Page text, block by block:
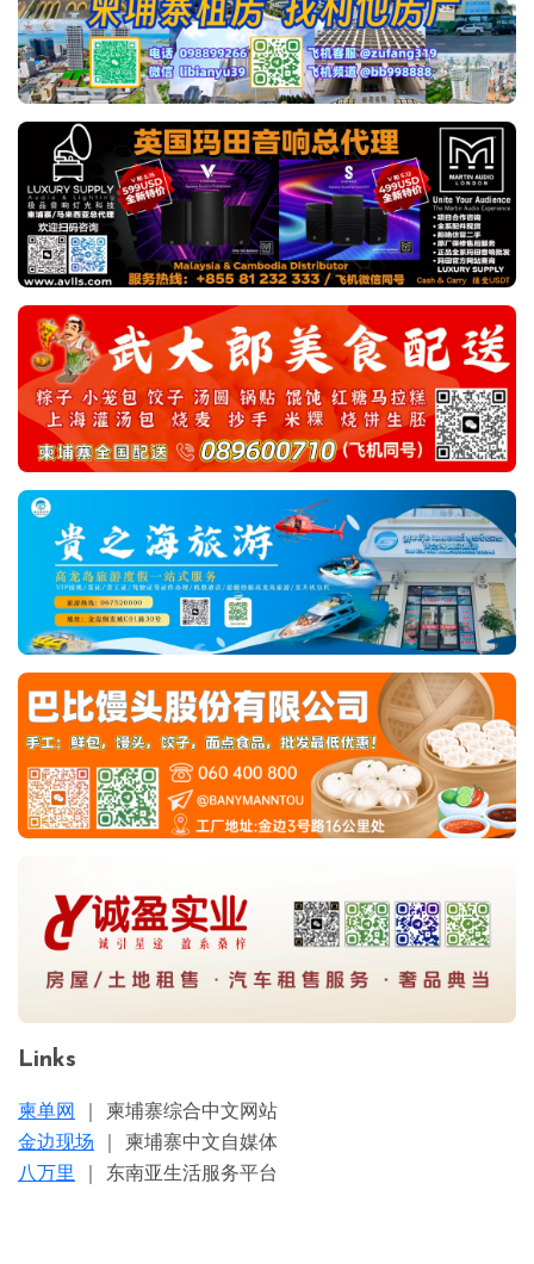
Links
柬单网
｜ 柬埔寨综合中文网站
金边现场 ｜ 柬埔寨中文自媒体
八万里
｜ 东南亚生活服务平台